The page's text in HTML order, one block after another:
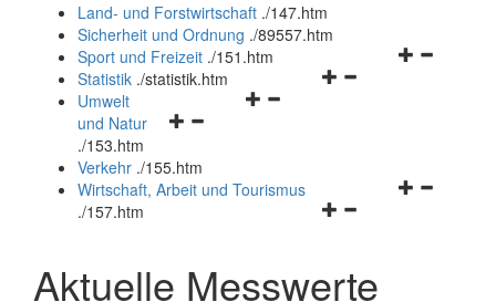
und
schließen
Land- und Forstwirtschaft ./147.htm
Sicherheit und Ordnung ./89557.htm
Navigationsmenü
Sport und Freizeit ./151.htm
Navigationsmenü
Statistik ./statistik.htm
Navigationsmenü
und
schließen
Umwelt
und Natur
./153.htm
Verkehr ./155.htm
Navigationsmenü
schließen
Wirtschaft, Arbeit und Tourismus
./157.htm
Aktuelle Messwerte